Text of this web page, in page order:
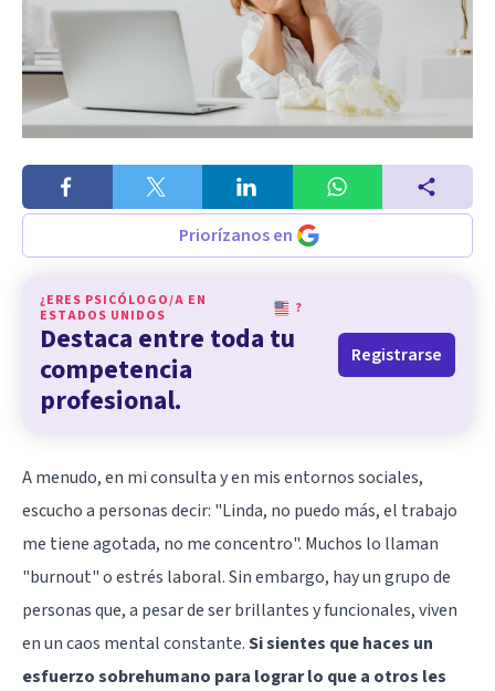
Priorízanos en
¿ERES PSICÓLOGO/A EN
ESTADOS UNIDOS
?
Destaca entre toda tu
competencia
profesional.
Registrarse
A menudo, en mi consulta y en mis entornos sociales,
escucho a personas decir: "Linda, no puedo más, el trabajo
me tiene agotada, no me concentro". Muchos lo llaman
"burnout" o estrés laboral. Sin embargo, hay un grupo de
personas que, a pesar de ser brillantes y funcionales, viven
en un caos mental constante.Si sientes que haces un
esfuerzo sobrehumano para lograr lo que a otros les